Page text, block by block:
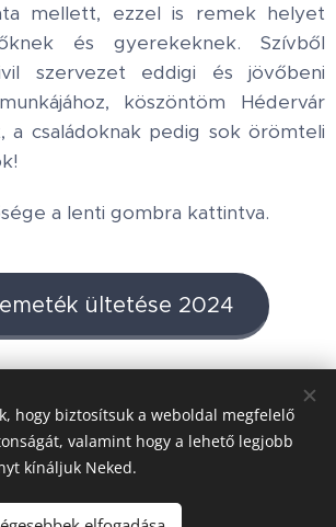
mellett, ezzel is remek helyet
és gyerekeknek. Szívből
szervezet eddigi és jövőbeni
köszöntöm Hédervár
a családoknak pedig sok örömteli
a lenti gombra kattintva.
ültetése 2024
Hédervár Község Önkormányzata
hogy biztosítsuk a weboldal megfelelő
valamint hogy a lehető legjobb
kínáljuk Neked.